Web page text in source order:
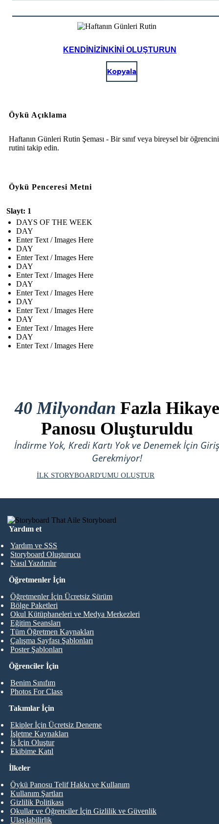
KENDINIZINKINI OLUŞTURUN
Kopyala
Öykü Açıklama
Haftanın Günleri Rutin Şeması - Bir sınıf veya bireysel bir
rutini takip edin.
Öykü Penceresi Metni
Slayt: 1
DAYS OF THE WEEK
DAY
Enter Text / Images Here
DAY
Enter Text / Images Here
DAY
Enter Text / Images Here
DAY
Enter Text / Images Here
DAY
Enter Text / Images Here
DAY
Enter Text / Images Here
DAY
Enter Text / Images Here
40 Milyondan Fazla Hikaye
Panosu Oluşturuldu
İndirme Yok, Kredi Kartı Yok ve Denemek İçin Giriş
Gerekmiyor!
İLK STORYBOARD'UMU OLUŞTUR
Yardım et
Yardım ve SSS
Storyboard Oluşturucu
Nasıl Yazdırılır
Öğrenciler İçin
Benim Sınıfım
Photos For Class
Öğretmenler İçin
Öğretmenler İçin Ücretsiz Sürüm
Bölge Paketleri
Okul Kütüphaneleri ve Medya Merkezleri
Eğitim Seansları
Tüm Öğretmen Kaynakları
Çalışma Sayfası Şablonları
Poster Şablonları
Takımlar İçin
Ekipler İçin Ücretsiz Deneme
İşletme Kaynakları
İş İçin Oluştur
Ekibime Katıl
İlkeler
Öykü Panosu Telif Hakkı ve Kullanım
Kullanım Şartları
Gizlilik Politikası
Okullar ve Öğrenciler İçin Gizlilik ve Güvenlik
Ulaşılabilirlik